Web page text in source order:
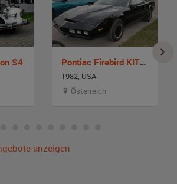
S4 Pontiac Firebird KITT Knight Rider Umbau
1982, USA
Österreich
anzeigen